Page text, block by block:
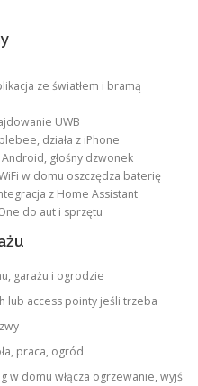
ze światłem i bramą
UWB
działa z iPhone
głośny dzwonek
w domu oszczędza baterię
z Home Assistant
do aut i sprzętu
garażu i ogrodzie
lub access pointy jeśli trzeba
praca, ogród
w domu włącza ogrzewanie, wyjś